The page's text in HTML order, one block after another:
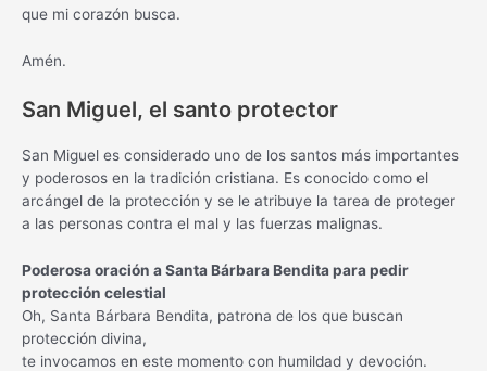
que mi corazón busca.
Amén.
San Miguel, el santo protector
San Miguel es considerado uno de los santos más importantes
y poderosos en la tradición cristiana. Es conocido como el
arcángel de la protección y se le atribuye la tarea de proteger
a las personas contra el mal y las fuerzas malignas.
Poderosa oración a Santa Bárbara Bendita para pedir
protección celestial
Oh, Santa Bárbara Bendita, patrona de los que buscan
protección divina,
te invocamos en este momento con humildad y devoción.